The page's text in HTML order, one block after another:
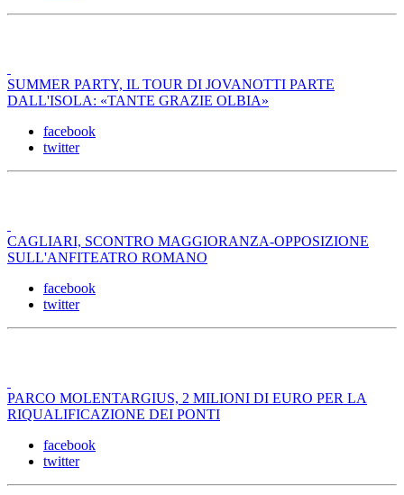
SUMMER PARTY, IL TOUR DI JOVANOTTI PARTE
DALL'ISOLA: «TANTE GRAZIE OLBIA»
facebook
twitter
CAGLIARI, SCONTRO MAGGIORANZA-OPPOSIZIONE
SULL'ANFITEATRO ROMANO
facebook
twitter
PARCO MOLENTARGIUS, 2 MILIONI DI EURO PER LA
RIQUALIFICAZIONE DEI PONTI
facebook
twitter